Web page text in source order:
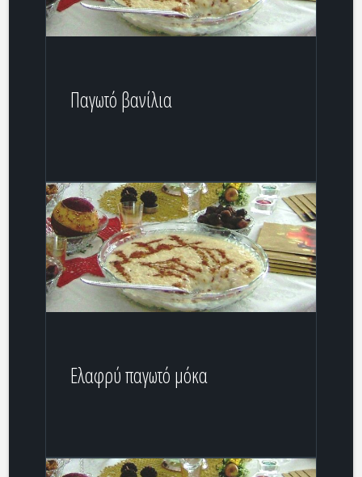
Παγωτό βανίλια
Ελαφρύ παγωτό μόκα